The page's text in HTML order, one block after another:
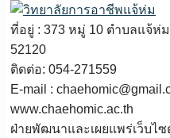
ที่อยู่ : 373 หมู่ 10 ตำบลแจ้ห่
52120
ติดต่อ: 054-271559
E-mail :
www.chaehomic.ac.th
ฝ่ายพัฒนาและเผยแพร่เว็บไ